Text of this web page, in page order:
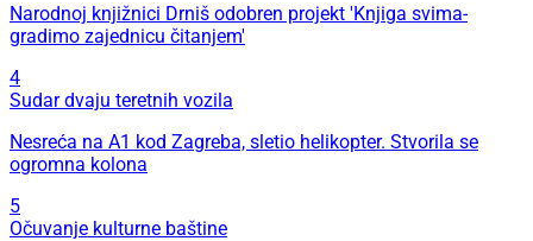
Narodnoj knjižnici Drniš odobren projekt 'Knjiga svima-
gradimo zajednicu čitanjem'
4
Sudar dvaju teretnih vozila
Nesreća na A1 kod Zagreba, sletio helikopter. Stvorila se
ogromna kolona
5
Očuvanje kulturne baštine